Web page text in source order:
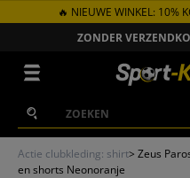
GA NAAR INHOUD
🔥 NIEUWE WINKEL: 10%
ZONDER
Zoeken
Zoeken
Actie clubkleding: shirt> Zeus
en shorts Neonoranje